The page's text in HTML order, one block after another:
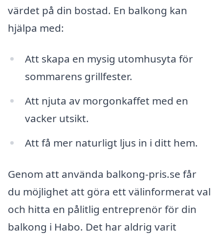
värdet på din bostad. En balkong kan
hjälpa med:
Att skapa en mysig utomhusyta för
sommarens grillfester.
Att njuta av morgonkaffet med en
vacker utsikt.
Att få mer naturligt ljus in i ditt hem.
Genom att använda balkong-pris.se får
du möjlighet att göra ett välinformerat val
och hitta en pålitlig entreprenör för din
balkong i Habo. Det har aldrig varit